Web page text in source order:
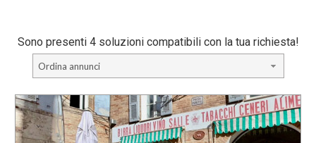
Sono presenti 4 soluzioni compatibili con la tua richiesta!
Ordina annunci